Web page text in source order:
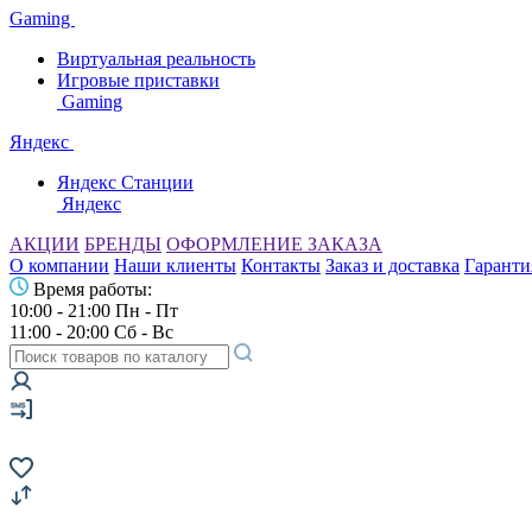
Gaming
Виртуальная реальность
Игровые приставки
Gaming
Яндекс
Яндекс Станции
Яндекс
АКЦИИ БРЕНДЫ ОФОРМЛЕНИЕ ЗАКАЗА
О компании Наши клиенты Контакты Заказ и доставка
Время работы:
10:00 - 21:00 Пн - Пт
11:00 - 20:00 Сб - Вс